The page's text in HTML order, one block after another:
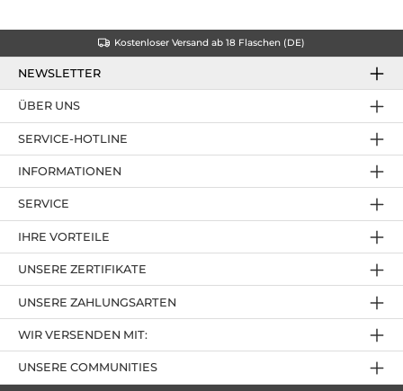
Kostenloser Versand ab 18 Flaschen (DE)
NEWSLETTER
SERVICE-HOTLINE
IHRE VORTEILE
UNSERE ZAHLUNGSARTEN
ÜBER UNS
UNSERE ZERTIFIKATE
INFORMATIONEN
SERVICE
UNSERE COMMUNITIES
WIR VERSENDEN MIT: